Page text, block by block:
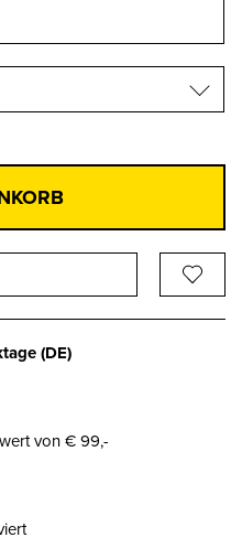
(DE)
von € 99,-